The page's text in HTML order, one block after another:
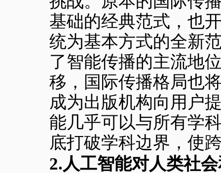
基础的经典范式，也
统为基本方式的全新
了智能传播的主流地
移，国际传播格局也
成为出版机构向用户
能几乎可以与所有学
底打破学科边界，使
2.人工智能对人类社